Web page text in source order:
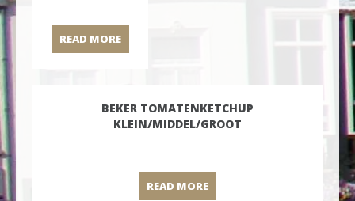
READ MORETARTAARSAUS
BEKER TOMATENKETCHUP
KLEIN/MIDDEL/GROOT
READ MORE BEKER